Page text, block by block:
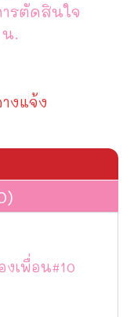
รตัดสินใจ
น.
งแจ้ง
งเพื่อน#10